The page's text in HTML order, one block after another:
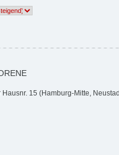
15 (Hamburg-Mitte,